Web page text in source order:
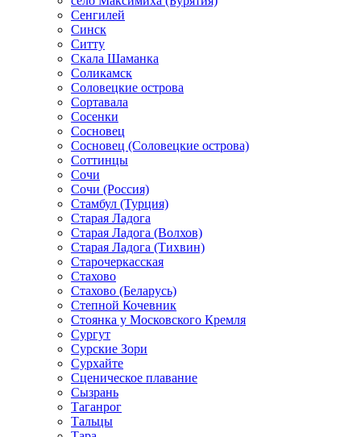
Сенгилей
Синск
Ситту
Скала Шаманка
Соликамск
Соловецкие острова
Сортавала
Сосенки
Сосновец
Сосновец (Соловецкие острова)
Соттинцы
Сочи
Сочи (Россия)
Стамбул (Турция)
Старая Ладога
Старая Ладога (Волхов)
Старая Ладога (Тихвин)
Старочеркасская
Стахово
Стахово (Беларусь)
Степной Кочевник
Стоянка у Московского Кремля
Сургут
Сурские Зори
Сурхайте
Сценическое плавание
Сызрань
Таганрог
Тальцы